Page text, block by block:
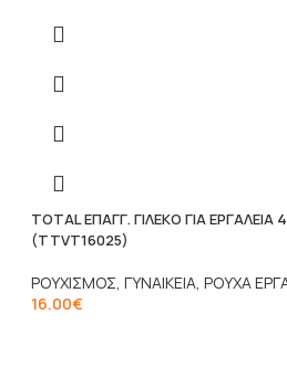
TOTAL ΕΠΑΓΓ. ΓΙΛΕΚΟ ΓΙΑ ΕΡΓΑΛΕΙΑ
(TTVT16025)
ΡΟΥΧΙΣΜΟΣ, ΓΥΝΑΙΚΕΙΑ, ΡΟΥΧΑ
16.00€